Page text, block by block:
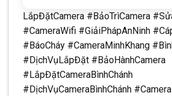
LắpĐặtCamera #BảoTrìCamera
#CameraWifi #GiảiPhápAnNinh
#BáoCháy #CameraMinhKhang
#DịchVụLắpĐặt #BảoHànhCamera
#LắpĐặtCameraBìnhChánh
#DịchVụCameraBìnhChánh